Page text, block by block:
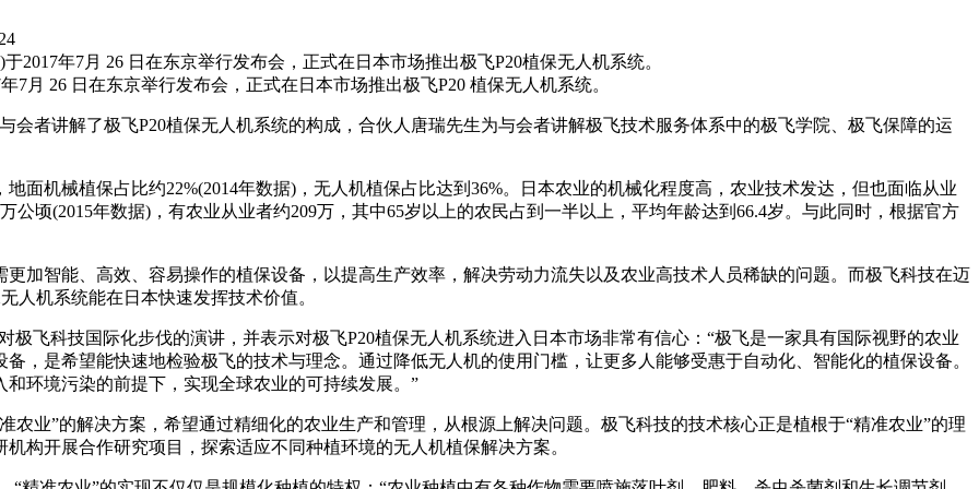
年7月 26 日在东京举行发布会，正式在日本市场推出极飞P20植保无人机系统。
月 26 日在东京举行发布会，正式在日本市场推出极飞P20 植保无人机系统。
者讲解了极飞P20植保无人机系统的构成，合伙人唐瑞先生为与会者讲解极飞技术服务体系中的极飞学院、极飞保障的运
面机械植保占比约22%(2014年数据)，无人机植保占比达到36%。日本农业的机械化程度高，农业技术发达，但也面临从业
顷(2015年数据)，有农业从业者约209万，其中65岁以上的农民占到一半以上，平均年龄达到66.4岁。与此同时，根据官方
加智能、高效、容易操作的植保设备，以提高生产效率，解决劳动力流失以及农业高技术人员稀缺的问题。而极飞科技在迈
人机系统能在日本快速发挥技术价值。
极飞科技国际化步伐的演讲，并表示对极飞P20植保无人机系统进入日本市场非常有信心：“极飞是一家具有国际视野的农业
，是希望能快速地检验极飞的技术与理念。通过降低无人机的使用门槛，让更多人能够受惠于自动化、智能化的植保设备。
环境污染的前提下，实现全球农业的可持续发展。”
农业”的解决方案，希望通过精细化的农业生产和管理，从根源上解决问题。极飞科技的技术核心正是植根于“精准农业”的理
构开展合作研究项目，探索适应不同种植环境的无人机植保解决方案。